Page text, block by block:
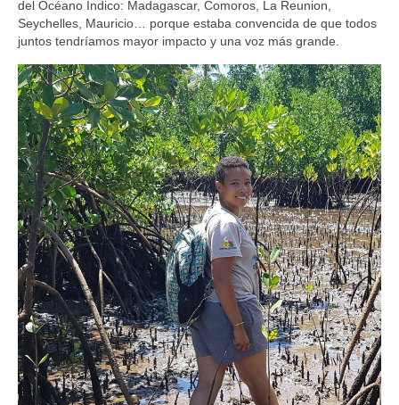
del Océano Índico: Madagascar, Comoros, La Reunion,
Seychelles, Mauricio… porque estaba convencida de que todos
juntos tendríamos mayor impacto y una voz más grande.